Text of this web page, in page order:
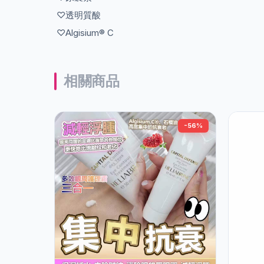
♡透明質酸
♡Algisium® C
相關商品
-56%